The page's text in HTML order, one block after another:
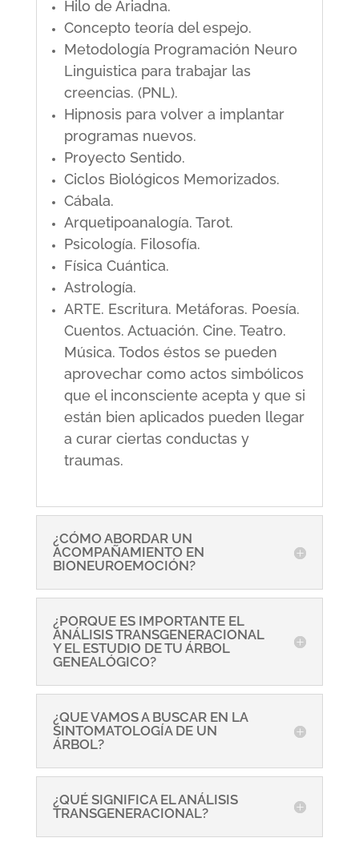
Hilo de Ariadna.
Concepto teoría del espejo.
Metodología Programación Neuro
Linguistica para trabajar las
creencias. (PNL).
Hipnosis para volver a implantar
programas nuevos.
Proyecto Sentido.
Ciclos Biológicos Memorizados.
Cábala.
Arquetipoanalogía. Tarot.
Psicología. Filosofía.
Física Cuántica.
Astrología.
ARTE. Escritura. Metáforas. Poesía.
Cuentos. Actuación. Cine. Teatro.
Música. Todos éstos se pueden
aprovechar como actos simbólicos
que el inconsciente acepta y que si
están bien aplicados pueden llegar
a curar ciertas conductas y
traumas.
¿CÓMO ABORDAR UN
ACOMPAÑAMIENTO EN
BIONEUROEMOCIÓN?
¿PORQUE ES IMPORTANTE EL
ANÁLISIS TRANSGENERACIONAL
Y EL ESTUDIO DE TU ÁRBOL
GENEALÓGICO?
¿QUE VAMOS A BUSCAR EN LA
SINTOMATOLOGÍA DE UN
ÁRBOL?
¿QUÉ SIGNIFICA EL ANÁLISIS
TRANSGENERACIONAL?